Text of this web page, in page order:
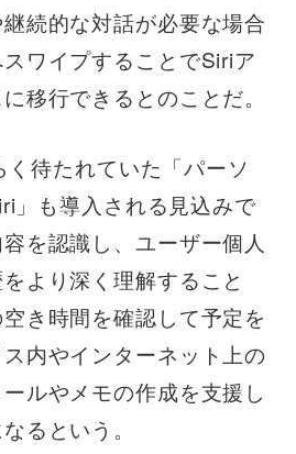
続的な対話が必要な場合
ワイプすることでSiriア
移行できるとのことだ。
待たれていた「パーソ
」も導入される見込みで
を認識し、ユーザー個人
より深く理解すること
き時間を確認して予定を
内やインターネット上の
ルやメモの作成を支援し
るという。